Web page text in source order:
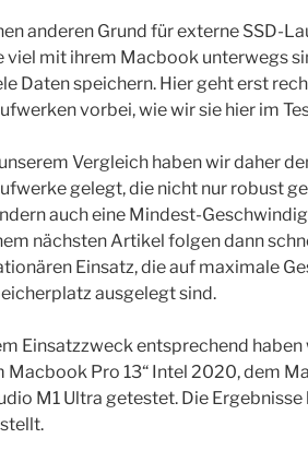
anderen Grund für externe SSD-
viel mit ihrem Macbook unterwegs
Daten speichern. Hier geht erst
vorbei, wie wir sie hier im
Vergleich haben wir daher
gelegt, die nicht nur robust
auch eine Mindest-
nächsten Artikel folgen dann
Einsatz, die auf maximale
ausgelegt sind.
Einsatzzweck entsprechend
Macbook Pro 13“ Intel 2020, dem
M1 Ultra getestet. Die